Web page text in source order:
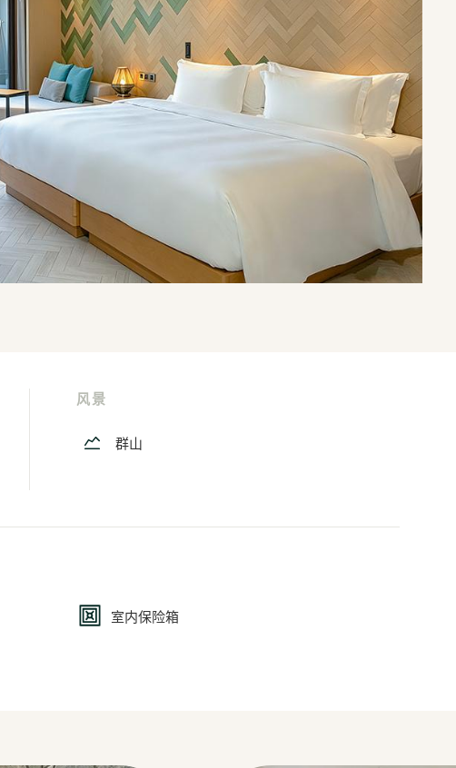
风景
群山
室内保险箱